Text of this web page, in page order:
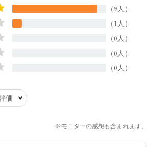
さ×奥行×幅）
シル、トリ（カプリル酸／カプリン
スキイソステアリン酸ソルビタン、ペン
、カニナバラ果実油、アルニカ花エキ